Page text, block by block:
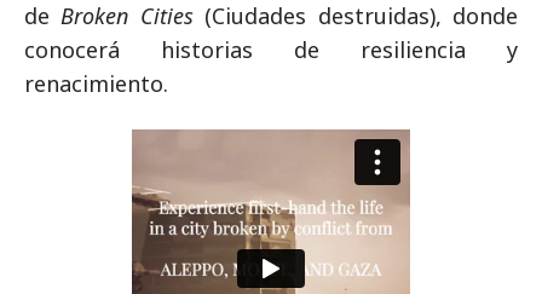
deBroken Cities(Ciudades destruidas), donde
conocerá historias de resiliencia y
renacimiento.